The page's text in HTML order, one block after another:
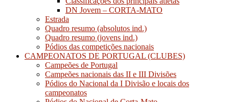
DN Jovem – CORTA-MATO
Estrada
Quadro resumo (absolutos ind.)
Quadro resumo (jovens ind.)
Pódios das competições nacionais
CAMPEONATOS DE PORTUGAL (CLUBES)
Campeões de Portugal
Campeões nacionais das II e III Divisões
Pódios do Nacional da I Divisão e locais dos
campeonatos